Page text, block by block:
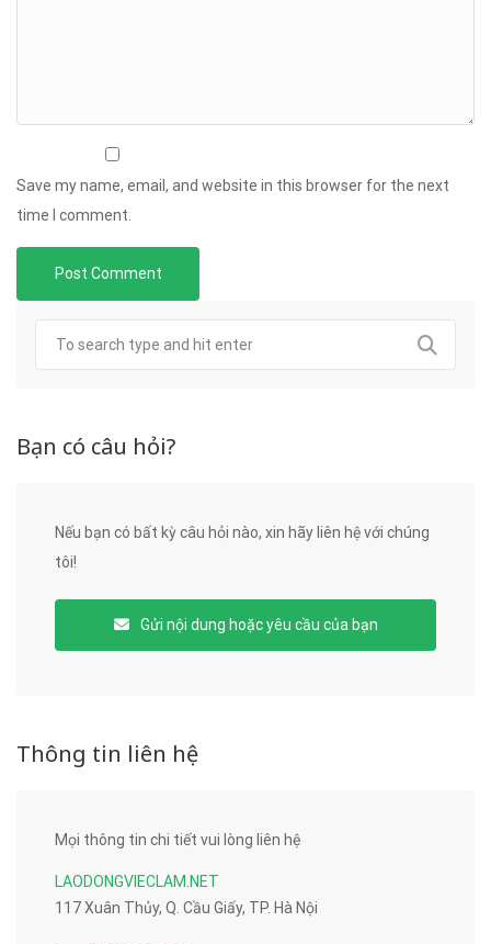
Save my name, email, and website in this browser for the next
time I comment.
Bạn có câu hỏi?
Nếu bạn có bất kỳ câu hỏi nào, xin hãy liên hệ với chúng
tôi!
Gửi nội dung hoặc yêu cầu của bạn
Thông tin liên hệ
Mọi thông tin chi tiết vui lòng liên hệ
LAODONGVIECLAM.NET
117 Xuân Thủy, Q. Cầu Giấy, TP. Hà Nội